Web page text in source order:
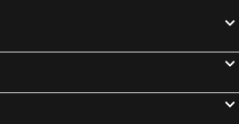
Albons, luxury hotels